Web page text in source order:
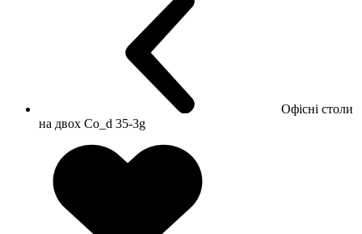
Офісні столи
на двох Co_d 35-3g